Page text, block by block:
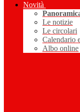
Novità
Le notizie
Le circolari
Calendario
Albo online